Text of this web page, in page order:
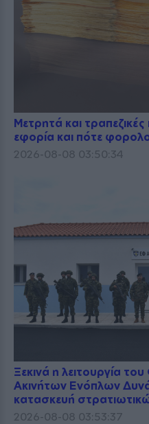
Μετρητά και τραπεζικές
εφορία και πότε
2026-08-08 03:50:34
Ξεκινά η λειτουργία
Ακινήτων Ενόπλων
κατασκευή
2026-08-08 03:53:37